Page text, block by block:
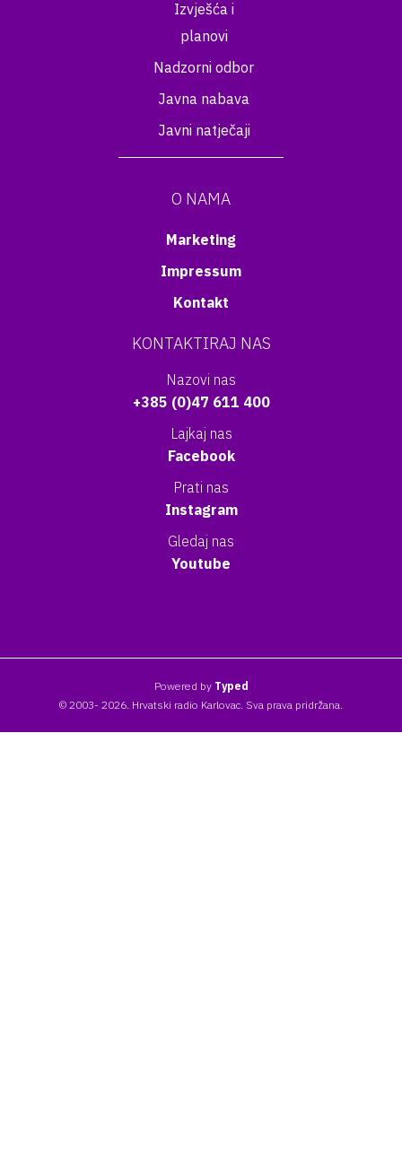
Izvješća i
planovi
Nadzorni odbor
Javna nabava
Javni natječaji
O NAMA
Marketing
Impressum
Kontakt
KONTAKTIRAJ NAS
Nazovi nas
+385 (0)47 611 400
Lajkaj nas
Facebook
Prati nas
Instagram
Gledaj nas
Youtube
Powered by Typed
© 2003- 2026. Hrvatski radio Karlovac. Sva prava pridržana.